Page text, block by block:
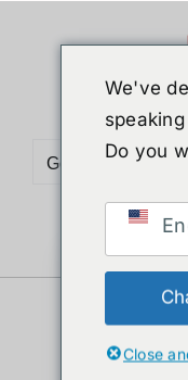
Go to...
We've
Do you
Close